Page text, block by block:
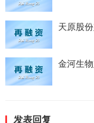
天原股
金河生
发表回复